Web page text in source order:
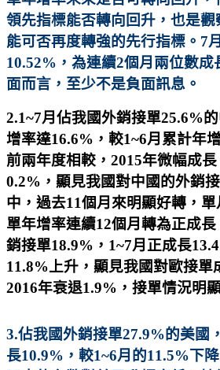
領先指標能否轉向回升，也是
能可否再度轉強的先行指標。7
10.52%，為連續2個月兩位數成
面而言，至少不是負面訊息。
2.1~7月佔我國外銷接單25.6%
增率達16.6%，較1~6月累計年
前兩年度相較，2015年微幅成
0.2%，顯見我國對中國的外銷
中，過去11個月來明顯好轉，
單年增率連續12個月轉為正成
銷接單18.9%，1~7月正成長
11.8%上升，顯見我國對歐接單
2016年衰退1.9%，接單情況明
3.佔我國外銷接單27.9%的美國
長10.9%，較1~6月的11.5%下